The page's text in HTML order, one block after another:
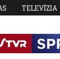
TELEVÍZIA